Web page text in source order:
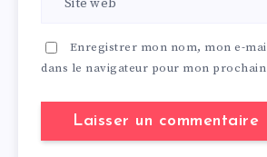
Enregistrer mon nom, mon e-
dans le navigateur pour mon